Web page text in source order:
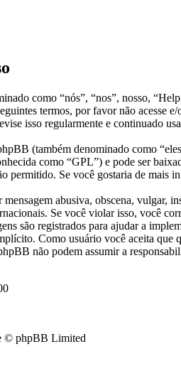
como “nós”, “nos”, nosso,
termos, por favor não acesse
isso regularmente e continuado
(também denominado como
como “GPL”) e pode ser
permitido. Se você gostaria de mais
abusiva, obscena, vulgar,
Se você violar isso, você
são registrados para ajudar a
Como usuário você aceita
não podem assumir a
© phpBB Limited